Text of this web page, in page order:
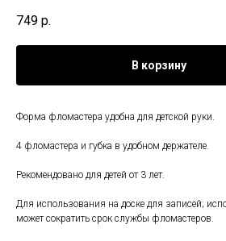
749 р.
В корзину
Форма фломастера удобна для детской руки.
4 фломастера и губка в удобном держателе.
Рекомендовано для детей от 3 лет.
Для использования на доске для записей;
может сократить срок службы фломастеров.
с 10:00 до 22:00
без обеда и выходных
+7 (903) 969-57-59
Контакты
Свяжитесь с нами